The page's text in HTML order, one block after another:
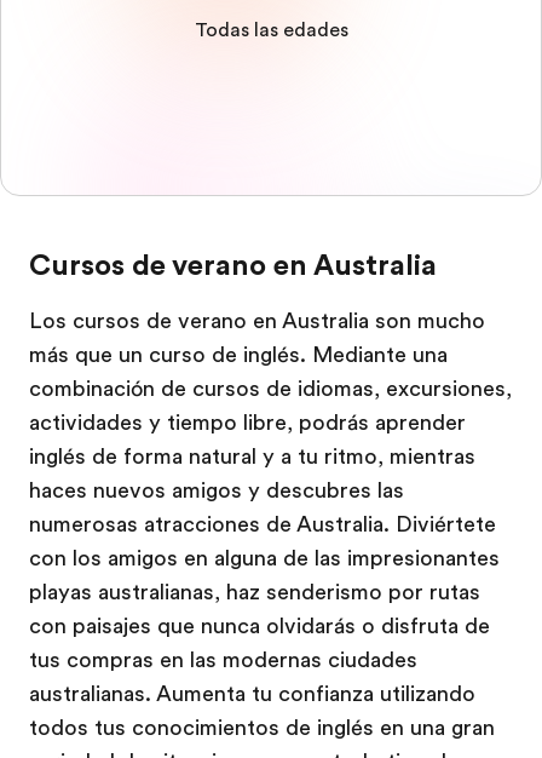
Todas las edades
Cursos de verano en Australia
Los cursos de verano en Australia son mucho
más que un curso de inglés. Mediante una
combinación de cursos de idiomas, excursiones,
actividades y tiempo libre, podrás aprender
inglés de forma natural y a tu ritmo, mientras
haces nuevos amigos y descubres las
numerosas atracciones de Australia. Diviértete
con los amigos en alguna de las impresionantes
playas australianas, haz senderismo por rutas
con paisajes que nunca olvidarás o disfruta de
tus compras en las modernas ciudades
australianas. Aumenta tu confianza utilizando
todos tus conocimientos de inglés en una gran